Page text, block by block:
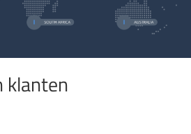
klanten